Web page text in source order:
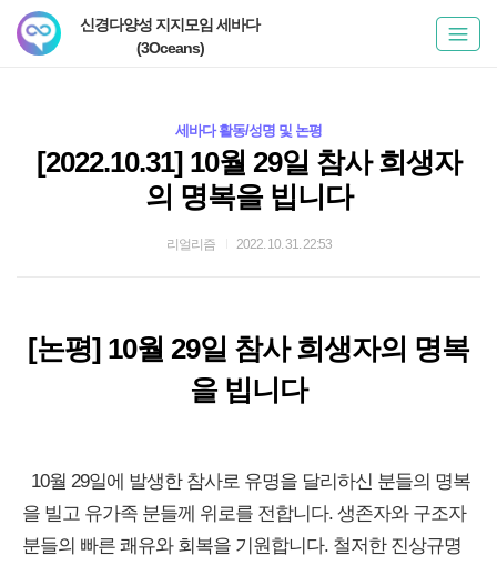
신경다양성 지지모임 세바다
(3Oceans)
세바다 활동/성명 및 논평
[2022.10.31] 10월 29일 참사 희생자
의 명복을 빕니다
리얼리즘 2022. 10. 31. 22:53
[논평] 10월 29일 참사 희생자의 명복
을 빕니다
10월 29일에 발생한 참사로 유명을 달리하신 분들의 명복
을 빌고 유가족 분들께 위로를 전합니다. 생존자와 구조자
분들의 빠른 쾌유와 회복을 기원합니다. 철저한 진상규명